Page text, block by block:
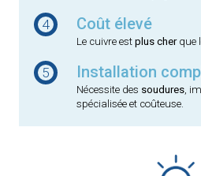
4 Coût élevé
Le cuivre estplus cherque
5 Installation
Nécessite des soudures ,
spécialisée et coûteuse.